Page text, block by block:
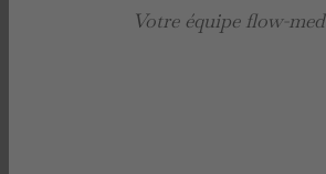
Votre équipe flow-med